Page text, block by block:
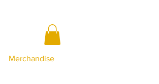
Merchandise